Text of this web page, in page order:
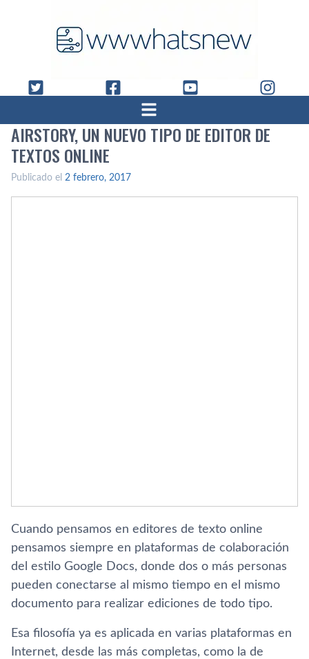
AIRSTORY, UN NUEVO TIPO DE EDITOR DE
TEXTOS ONLINE
Publicado el 2 febrero, 2017
Cuando pensamos en editores de texto online
pensamos siempre en plataformas de colaboración
del estilo Google Docs, donde dos o más personas
pueden conectarse al mismo tiempo en el mismo
documento para realizar ediciones de todo tipo.
Esa filosofí­a ya es aplicada en varias plataformas en
Internet, desde las más completas, como la de